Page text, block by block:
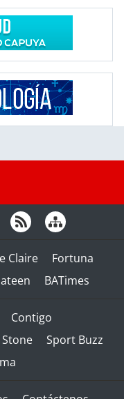
Claire
Fortuna
BATimes
Contigo
Sport Buzz